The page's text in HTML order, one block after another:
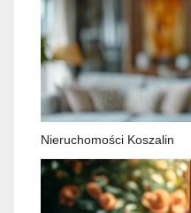
Nieruchomości Koszalin